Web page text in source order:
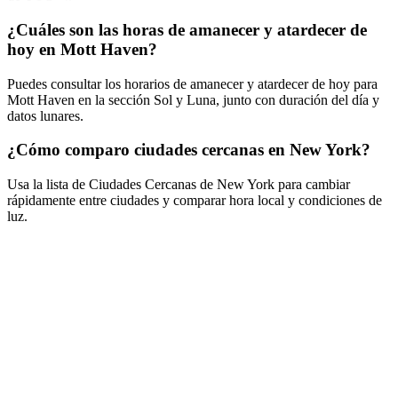
¿Cuáles son las horas de amanecer y atardecer de
hoy en Mott Haven?
Puedes consultar los horarios de amanecer y atardecer de hoy para
Mott Haven en la sección Sol y Luna, junto con duración del día y
datos lunares.
¿Cómo comparo ciudades cercanas en New York?
Usa la lista de Ciudades Cercanas de New York para cambiar
rápidamente entre ciudades y comparar hora local y condiciones de
luz.